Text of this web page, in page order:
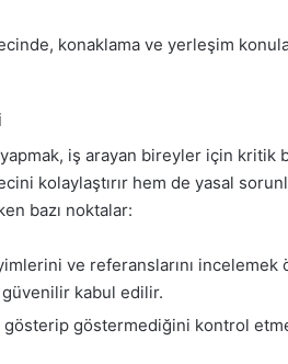
konaklama ve yerleşim
iş arayan bireyler için kritik
kolaylaştırır hem de yasal
bazı noktalar:
ve referanslarını incelemek
güvenilir kabul edilir.
göstermediğini kontrol